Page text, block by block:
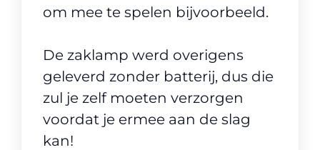
om mee te spelen bijvoorbeeld.
De zaklamp werd overigens
geleverd zonder batterij, dus die
zul je zelf moeten verzorgen
voordat je ermee aan de slag
kan!